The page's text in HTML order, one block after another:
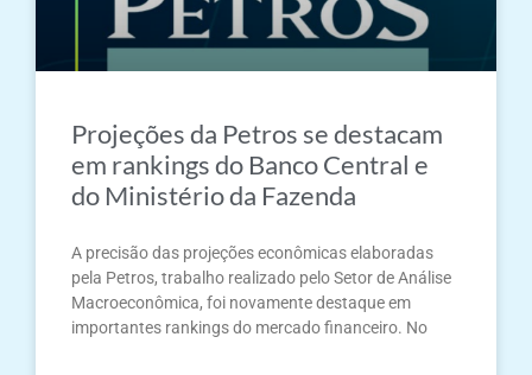
Projeções da Petros se destacam
em rankings do Banco Central e
do Ministério da Fazenda
A precisão das projeções econômicas elaboradas
pela Petros, trabalho realizado pelo Setor de Análise
Macroeconômica, foi novamente destaque em
importantes rankings do mercado financeiro. No